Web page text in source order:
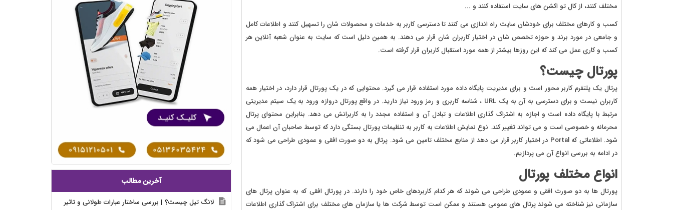
مختلف کنند، از کال تو اکشن های سایت استفاده کنند و ...
کسب و کارهای مختلف برای خودشان سایت راه اندازی می کنند تا دسترسی کاربر به خدمات و محصولات شان را تسهیل کنند و اطلاعات کامل
و جامعی در مورد برند و حوزه تخصص شان در اختیار کاربران شان قرار می دهند. به همین دلیل است که سایت به عنوان شعبه آنلاین هر
کسب و کاری عمل می کند که این روزها بیشتر از همه مورد استقبال کاربران قرار گرفته است.
پورتال چیست؟
پرتال یک پلتفرم کاربر محور است و برای مدیریت پایگاه داده مورد استفاده قرار می گیرد. محتوایی که در یک پورتال قرار دارد، در اختیار همه
کاربران نیست و برای دسترسی به آن به یک URL ، شناسه کاربری و رمز ورود نیاز دارید. در واقع پورتال دروازه ورود به یک سیتم مدیریتی
مرتبط با پایگاه داده است و اجازه به اشتراک گذاری اطلاعات و تبادل آن و استفاده مجدد را به کاربرانش می دهد. بنابراین محتوای پرتال
محرمانه و خصوصی است و می تواند تغییر کند. نوع نمایش اطلاعات به کاربر به تنظیمات پورتال بستگی دارد که توسط صاحبان آن اعمال می
شود. اطلاعاتی که Portal در اختیار کاربر قرار می دهد از منابع مختلف تامین می شود. پرتال به دو صورت افقی و عمودی طراحی می شود که
در ادامه به بررسی انواع آن می پردازیم.
انواع مختلف پورتال
پورتال ها به دو صورت افقی و عمودی طراحی می شوند که هر کدام کاربردهای خاص خود را دارند. در پورتال افقی که به عنوان پرتال های
سازمانی نیز شناخته می شوند پرتال های عمومی هستند و ممکن است توسط شرکت ها یا سازمان های مختلف برای اشتراک گذاری اطلاعات
آخرین مطالب
لانگ تیل چیست؟ | بررسی ساختار عبارات طولانی و تاثیر